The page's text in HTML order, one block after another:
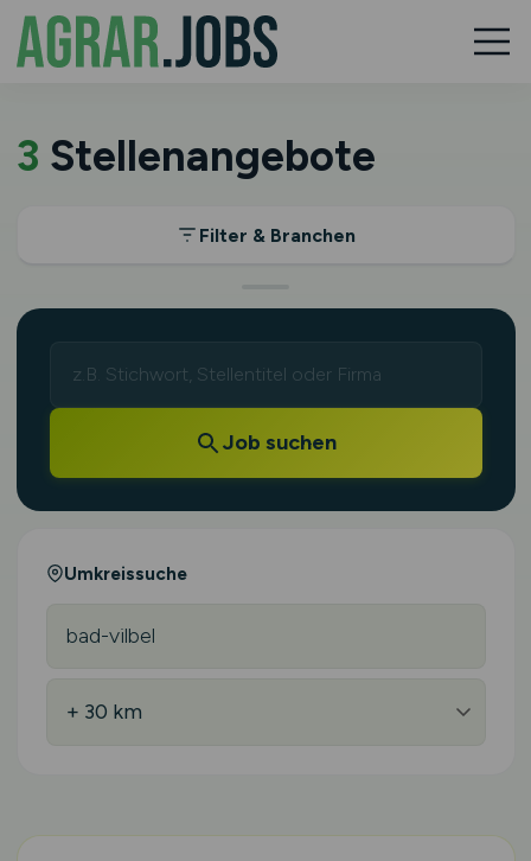
3 Stellenangebote
Filter & Branchen
Job suchen
Umkreissuche